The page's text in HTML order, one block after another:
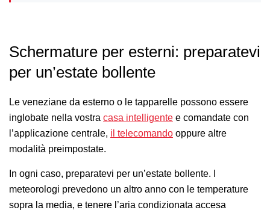
Schermature per esterni: preparatevi
per un’estate bollente
Le veneziane da esterno o le tapparelle possono essere
inglobate nella vostra casa intelligente e comandate con
l’applicazione centrale, il telecomando oppure altre
modalità preimpostate.
In ogni caso, preparatevi per un’estate bollente. I
meteorologi prevedono un altro anno con le temperature
sopra la media, e tenere l’aria condizionata accesa